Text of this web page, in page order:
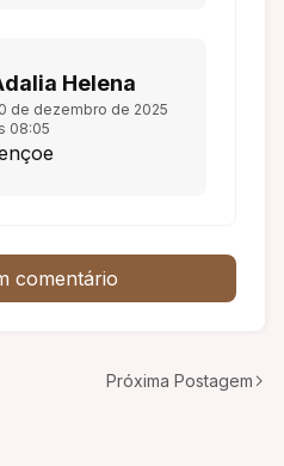
Helena
de dezembro de 2025
08:05
comentário
Próxima Postagem